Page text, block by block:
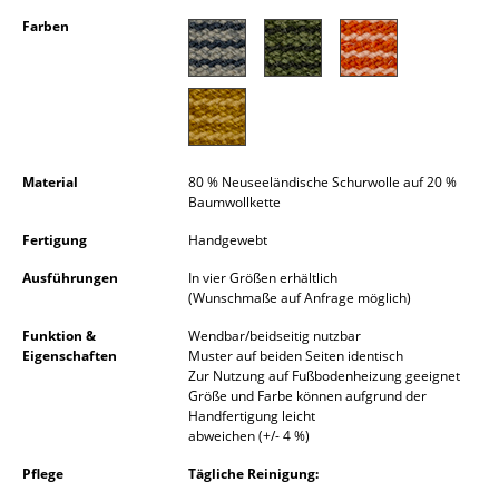
... alle Aufbewahrungsmöbel
Hängeleuchten & Deckenleuchten
Tischleuchten
Schreibtischleuchten
Stehleuchten & Leseleuchten
Farben
Material
80 % Neuseeländische Schurwolle auf 20 %
Baumwollkette
Fertigung
Handgewebt
Ausführungen
In vier Größen erhältlich
(Wunschmaße auf Anfrage möglich)
Funktion &
Eigenschaften
Wendbar/beidseitig nutzbar
Muster auf beiden Seiten identisch
Zur Nutzung auf Fußbodenheizung geeignet
Größe und Farbe können aufgrund der
Handfertigung leicht
abweichen (+/- 4 %)
Pflege
Tägliche Reinigung: